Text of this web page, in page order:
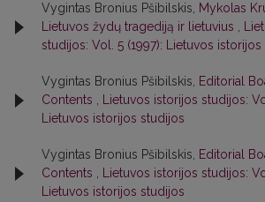
Vygintas Bronius Pšibilskis,
Mykolas
Lietuvos žydų tragediją ir lietuvius
studijos: Vol. 5 (1997): Lietuvos
Vygintas Bronius Pšibilskis,
Editorial
Contents
Lietuvos istorijos studijos:
Lietuvos istorijos studijos
Vygintas Bronius Pšibilskis,
Editorial
Contents
Lietuvos istorijos studijos:
Lietuvos istorijos studijos